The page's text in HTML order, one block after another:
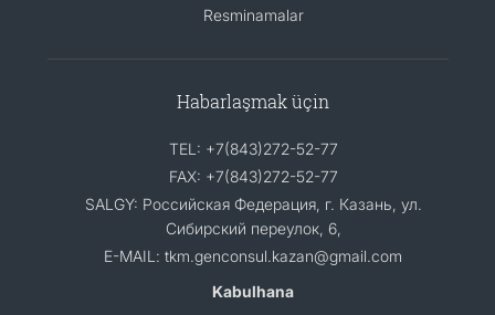
Resminamalar
Habarlaşmak üçin
TEL: +7(843)272-52-77
FAX: +7(843)272-52-77
SALGY: Российская Федерация, г. Казань, ул.
Сибирский переулок, 6,
E-MAIL: tkm.genconsul.kazan@gmail.com
Kabulhana